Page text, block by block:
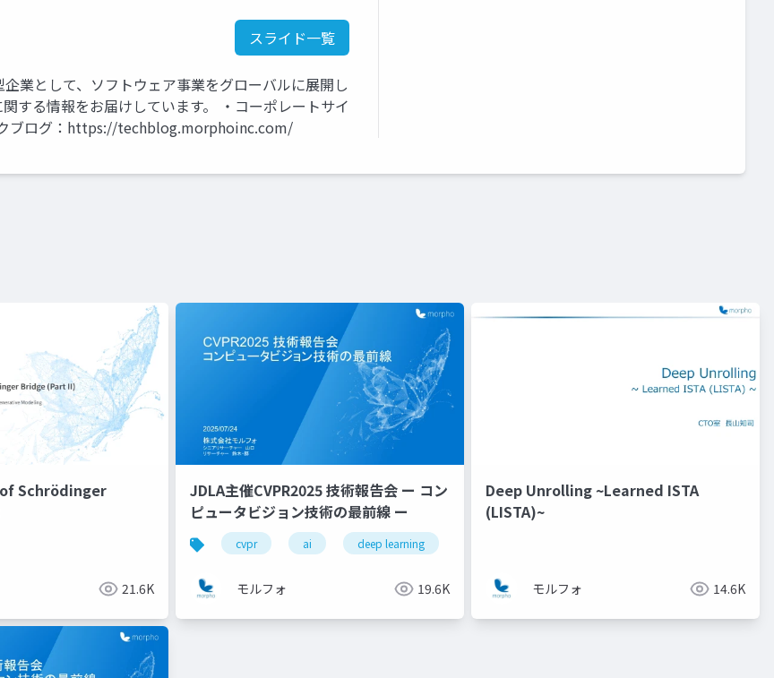
スライド一覧
業として、ソフトウェア事業をグローバルに展開し
する情報をお届けしています。 ・コーポレートサイ
ブログ：https://techblog.morphoinc.com/
Schrödinger
21.6K
JDLA主催CVPR2025 技術報告会 ー コン
ピュータビジョン技術の最前線 ー
cvpr ai deep learning
モルフォ 19.6K
Deep Unrolling ~Learned ISTA
(LISTA)~
モルフォ 14.6K